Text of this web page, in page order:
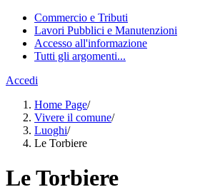
Commercio e Tributi
Lavori Pubblici e Manutenzioni
Accesso all'informazione
Tutti gli argomenti...
Accedi
Home Page/
Vivere il comune/
Luoghi/
Le Torbiere
Le Torbiere